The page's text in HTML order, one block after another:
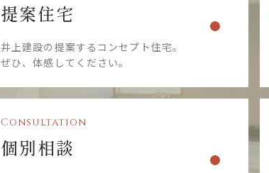
提案住宅
井上建設の提案するコンセプト住宅。
ぜひ、体感してください。
Consultation
個別相談